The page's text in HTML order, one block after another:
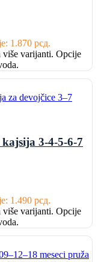
1.870 рсд.
varijanti. Opcije
3-4-5-6-7
1.490 рсд.
varijanti. Opcije